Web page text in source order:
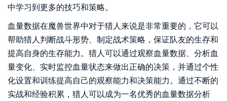
中学习到更多的技巧和策略。
血量数据在魔兽世界中对于猎人来说是非常重要的，它可以
帮助猎人判断战斗形势、制定战术策略，保证队友的生存和
提高自身的生存能力。猎人可以通过观察血量数据、分析血
量变化、实时监控血量状态来做出正确的决策，并通过个性
化设置和训练提高自己的观察能力和决策能力。通过不断的
实战和经验积累，猎人可以成为一名优秀的血量数据分析